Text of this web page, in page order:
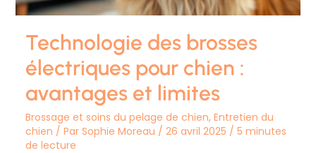
Technologie des brosses
électriques pour chien :
avantages et limites
Brossage et soins du pelage de chien, Entretien du
chien / Par Sophie Moreau / 26 avril 2025 / 5 minutes
de lecture